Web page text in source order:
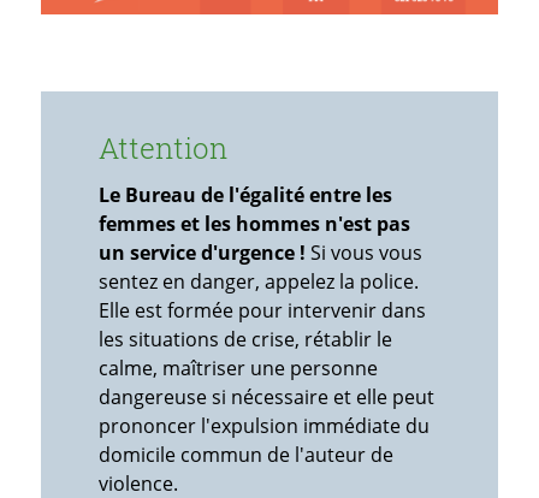
Attention
Le Bureau de l'égalité entre les
femmes et les hommes n'est pas
un service d'urgence ! Si vous vous
sentez en danger, appelez la police.
Elle est formée pour intervenir dans
les situations de crise, rétablir le
calme, maîtriser une personne
dangereuse si nécessaire et elle peut
prononcer l'expulsion immédiate du
domicile commun de l'auteur de
violence.